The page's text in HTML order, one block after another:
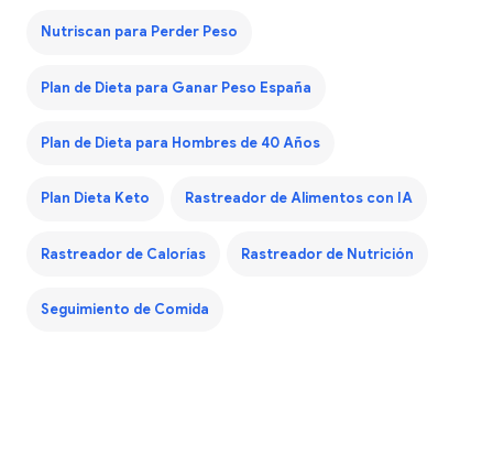
Nutriscan para Perder Peso
Plan de Dieta para Ganar Peso España
Plan de Dieta para Hombres de 40 Años
Plan Dieta Keto Rastreador de Alimentos con IA
Rastreador de Calorías Rastreador de Nutrición
Seguimiento de Comida